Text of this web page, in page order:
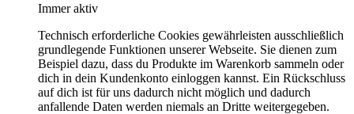
Immer aktiv
Technisch erforderliche Cookies gewährleisten ausschließlich
grundlegende Funktionen unserer Webseite. Sie dienen zum
Beispiel dazu, dass du Produkte im Warenkorb sammeln oder
dich in dein Kundenkonto einloggen kannst. Ein Rückschluss
auf dich ist für uns dadurch nicht möglich und dadurch
anfallende Daten werden niemals an Dritte weitergegeben.